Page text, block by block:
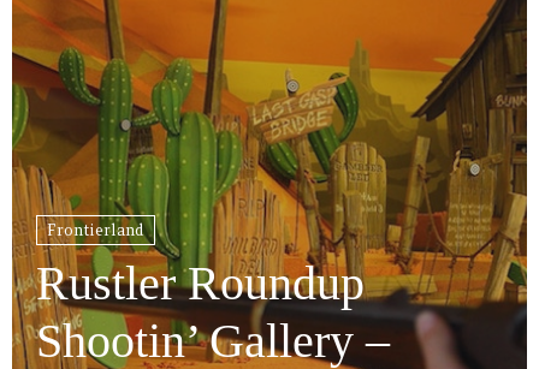
Frontierland
Rustler Roundup
Shootin’ Gallery –